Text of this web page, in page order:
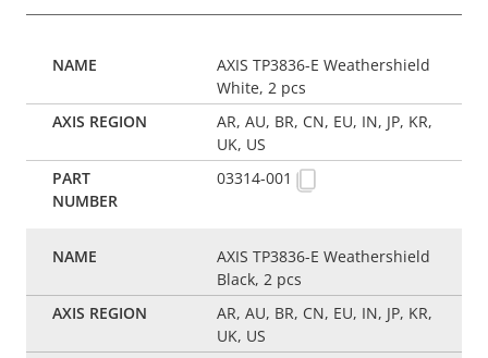
AXIS TP3836-E Weathershield
White, 2 pcs
AR, AU, BR, CN, EU, IN, JP, KR,
UK, US
03314-001
AXIS TP3836-E Weathershield
Black, 2 pcs
AR, AU, BR, CN, EU, IN, JP, KR,
UK, US